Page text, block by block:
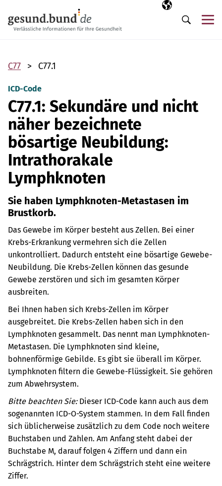
Ausgewählte
DE
Suche
C77 C77.1
ICD-Code
C77.1: Sekundäre und nicht
näher bezeichnete
bösartige Neubildung:
Intrathorakale
Lymphknoten
Sie haben Lymphknoten-Metastasen im
Brustkorb.
Das Gewebe im Körper besteht aus Zellen. Bei einer
Krebs-Erkrankung vermehren sich die Zellen
unkontrolliert. Dadurch entsteht eine bösartige Gewebe-
Neubildung. Die Krebs-Zellen können das gesunde
Gewebe zerstören und sich im gesamten Körper
ausbreiten.
Bei Ihnen haben sich Krebs-Zellen im Körper
ausgebreitet. Die Krebs-Zellen haben sich in den
Lymphknoten gesammelt. Das nennt man Lymphknoten-
Metastasen. Die Lymphknoten sind kleine,
bohnenförmige Gebilde. Es gibt sie überall im Körper.
Lymphknoten filtern die Gewebe-Flüssigkeit. Sie gehören
zum Abwehrsystem.
Bitte beachten Sie:Dieser ICD-Code kann auch aus dem
sogenannten ICD-O-System stammen. In dem Fall finden
sich üblicherweise zusätzlich zu dem Code noch weitere
Buchstaben und Zahlen. Am Anfang steht dabei der
Buchstabe M, darauf folgen 4 Ziffern und dann ein
Schrägstrich. Hinter dem Schrägstrich steht eine weitere
Ziffer.